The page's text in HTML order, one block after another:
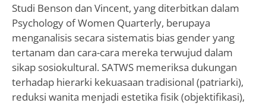
Studi Benson dan Vincent, yang diterbitkan dalam
Psychology of Women Quarterly, berupaya
menganalisis secara sistematis bias gender yang
tertanam dan cara-cara mereka terwujud dalam
sikap sosiokultural. SATWS memeriksa dukungan
terhadap hierarki kekuasaan tradisional (patriarki),
reduksi wanita menjadi estetika fisik (objektifikasi),